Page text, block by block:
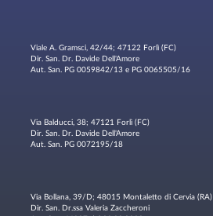
Viale A. Gramsci, 42/44; 47122 Forlì (FC)
Dir. San. Dr. Davide Dell'Amore
Aut. San. PG 0059842/13 e PG 0065505/16
Via Balducci, 38; 47121 Forlì (FC)
Dir. San. Dr. Davide Dell'Amore
Aut. San. PG 0072195/18
Via Bollana, 39/D; 48015 Montaletto di Cervia (RA)
Dir. San. Dr.ssa Valeria Zaccheroni